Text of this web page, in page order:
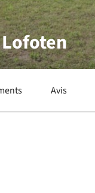
Avis